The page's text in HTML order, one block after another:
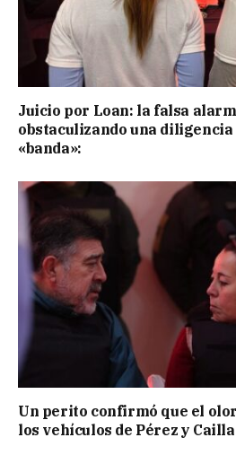
Juicio por Loan: la falsa
obstaculizando una diligencia
«banda»:
Un perito confirmó que el olor
los vehículos de Pérez y